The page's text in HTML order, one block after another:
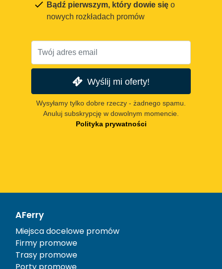
Bądź pierwszym, który dowie się o
nowych rozkładach promów
Wyślij mi oferty!
Wysyłamy tylko dobre rzeczy - żadnego spamu.
Anuluj subskrypcję w dowolnym momencie.
Polityka prywatności
AFerry
Miejsca docelowe promów
Firmy promowe
Trasy promowe
Porty promowe